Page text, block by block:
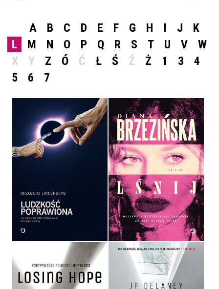
A B C D E F G H I J
K
L
M N O P Q R S T U V
W
X
Y Z Ó Ć Ł Ś Ź Ż 1 3
4
5
6 7
OPRAWA MIĘKKA ZE SKRZYDEŁKAMI
36,90 ZŁ
LŚNIJ
DIANA BRZEZIŃSKA
OPRAWA MIĘKKA
54,99 ZŁ